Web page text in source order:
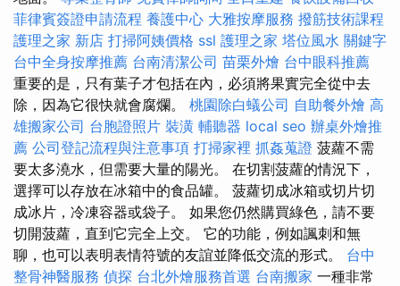
菲律賓簽證申請流程 養護中心 大雅按摩服務 撥筋技術課程
護理之家 新店 打掃阿姨價格 ssl 護理之家 塔位風水 關鍵字
台中全身按摩推薦 台南清潔公司 苗栗外燴 台中眼科推薦
重要的是，只有葉子才包括在內，必須將果實完全從中去
除，因為它很快就會腐爛。 桃園除白蟻公司 自助餐外燴 高
雄搬家公司 台胞證照片 裝潢 輔聽器 local seo 辦桌外燴推
薦 公司登記流程與注意事項 打掃家裡 抓姦蒐證 菠蘿不需
要太多澆水，但需要大量的陽光。 在切割菠蘿的情況下，
選擇可以存放在冰箱中的食品罐。 菠蘿切成冰箱或切片切
成冰片，冷凍容器或袋子。 如果您仍然購買綠色，請不要
切開菠蘿，直到它完全上交。 它的功能，例如諷刺和無
聊，也可以表明表情符號的友誼並降低交流的形式。 台中
整骨神醫服務 偵探 台北外燴服務首選 台南搬家 一種非常